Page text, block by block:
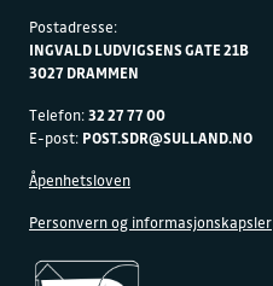
Postadresse:
INGVALD LUDVIGSENS GATE 21B
3027 DRAMMEN
Telefon:32 27 77 00
E-post: POST.SDR@SULLAND.NO
Åpenhetsloven
Personvern og informasjonskapsler